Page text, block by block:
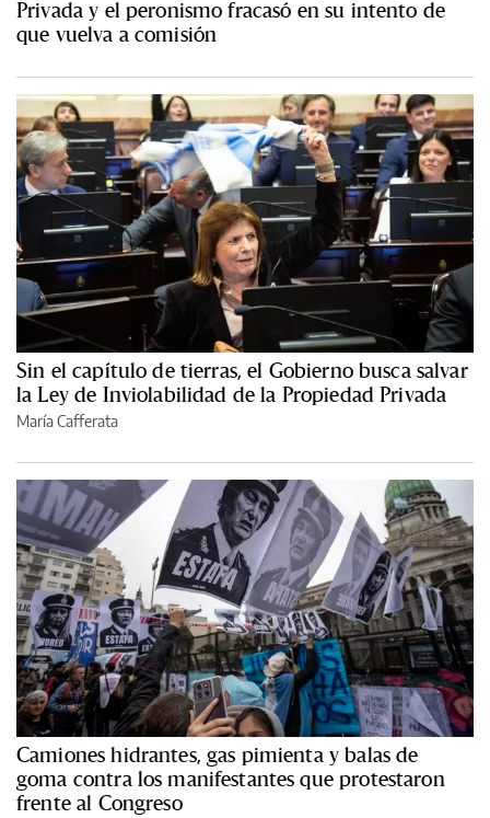
Privada y el peronismo fracasó en su intento de
que vuelva a comisión
Sin el capítulo de tierras, el Gobierno busca salvar
la Ley de Inviolabilidad de la Propiedad Privada
María Cafferata
Camiones hidrantes, gas pimienta y balas de
goma contra los manifestantes que protestaron
frente al Congreso